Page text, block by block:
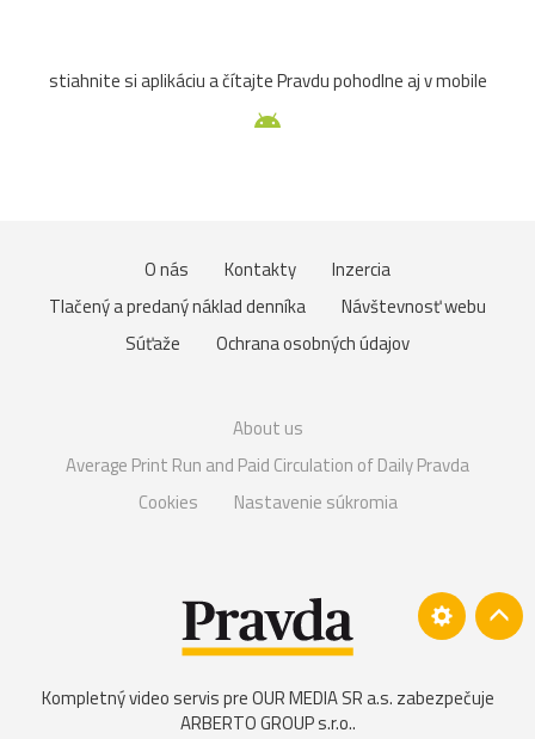
stiahnite si aplikáciu a čítajte Pravdu pohodlne aj v mobile
O nás Kontakty
Inzercia
Tlačený a predaný náklad denníka
Návštevnosť webu
Súťaže
Ochrana osobných údajov
About us
Average Print Run and Paid Circulation of Daily Pravda
Cookies
Nastavenie súkromia
Kompletný video servis pre OUR MEDIA SR a.s. zabezpečuje
ARBERTO GROUP s.r.o..